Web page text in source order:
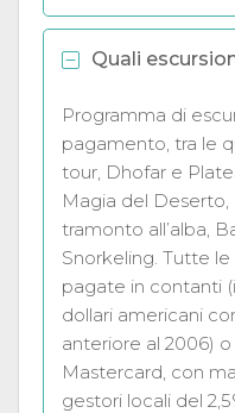
Quali
Programma di
pagamento, tra le
tour, Dhofar e
Magia del
tramonto all’alba,
Snorkeling. Tutte
pagate in contanti
dollari americani
anteriore al 2006)
Mastercard, con
gestori locali del